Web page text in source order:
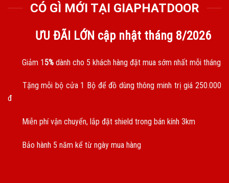
CÓ GÌ MỚI TẠI GIAPHATDOOR
ƯU ĐÃI LỚN cập nhật tháng 8/2026
Giảm 15% dành cho 5 khách hàng đặt mua sớm nhất mỗi tháng
Tặng mỗi bộ cửa 1 Bộ để đồ dùng thông minh trị giá 250.000
đ
Miễn phí vận chuyển, lắp đặt shield trong bán kính 3km
Bảo hành 5 năm kể từ ngày mua hàng